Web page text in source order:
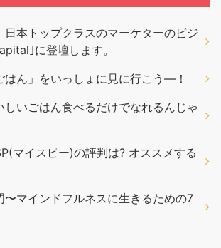
日本トップクラスのマーケターのビジ
｣に登壇します。
はん」をいっしょに見に行こう―！
しいごはん食べるだけでなれるんじゃ
マイスピー)の評判は? オススメする
〜マインドフルネスに生きるための7